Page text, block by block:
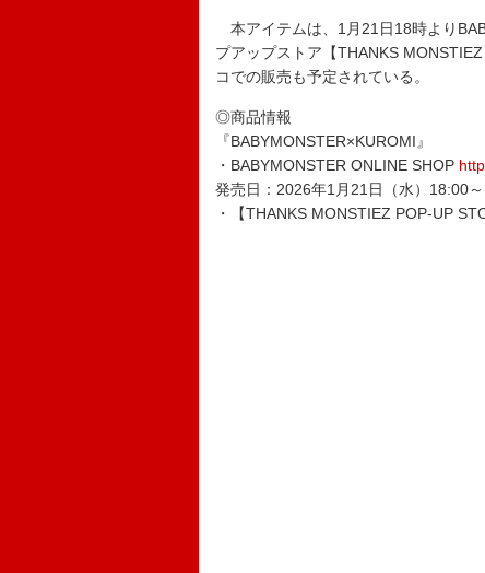
本アイテムは、1月21日18時より
プアップストア【THANKS
コでの販売も予定されている。
◎商品情報
『BABYMONSTER×KUROMI』
・BABYMONSTER ONLINE SHOP
発売日：2026年1月21日（水）18:00～
・【THANKS MONSTIEZ POP-UP